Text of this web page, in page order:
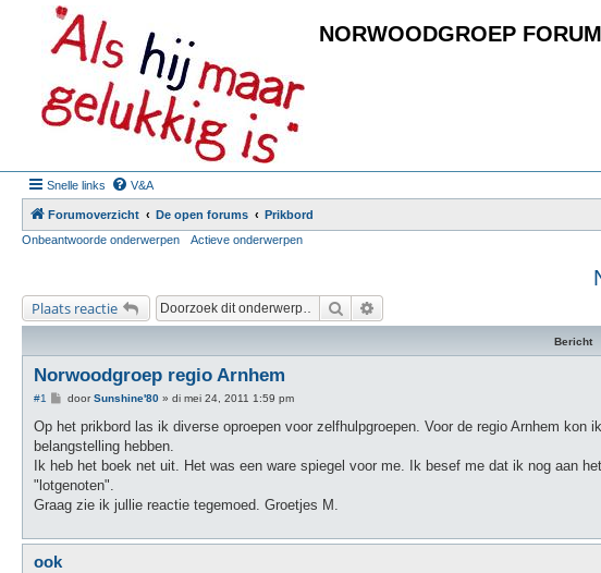
NORWOODGROEP FORUM
Snelle links V&A
Forumoverzicht De open forums
Prikbord
Onbeantwoorde onderwerpen
Actieve onderwerpen
Plaats reactie Zoek
Bericht
Norwoodgroep regio Arnhem
#1
B
r
c
h
doorSunshine'80» di mei 24, 2011 1:59 pm
Op het prikbord las ik diverse oproepen voor zelfhulpgroepen. Voor de regio Arnhem
belangstelling hebben.
Ik heb het boek net uit. Het was een ware spiegel voor me. Ik besef me dat ik nog aan
"lotgenoten".
Graag zie ik jullie reactie tegemoed. Groetjes M.
ook